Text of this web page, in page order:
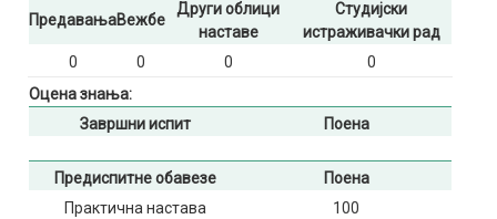
ПредавањаВежбе
Други облици
наставе
Студијски
истраживачки рад
0
0 0
0
Оцена знања:
Завршни испит
Поена
Предиспитне обавезе
Поена
Практична настава
100